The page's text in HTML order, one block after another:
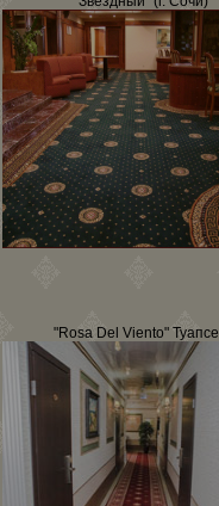
"Rosa Del Viento" Туапсе